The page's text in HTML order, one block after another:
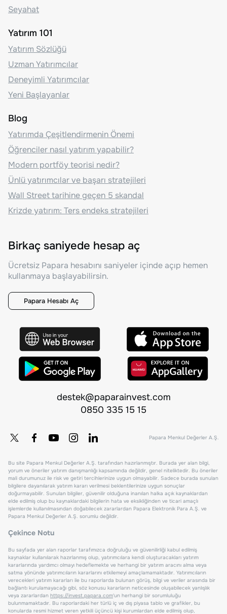
Seyahat
Yatırım 101
Yatırım Sözlüğü
Uzman Yatırımcılar
Deneyimli Yatırımcılar
Yeni Başlayanlar
Blog
Yatırımda Çeşitlendirmenin Önemi
Öğrenciler nasıl yatırım yapabilir?
Modern portföy teorisi nedir?
Ünlü yatırımcılar ve başarı stratejileri
Wall Street tarihine geçen 5 skandal
Krizde yatırım: Ters endeks stratejileri
Birkaç saniyede hesap aç
Ücretsiz Papara hesabını saniyeler içinde açıp hemen
kullanmaya başlayabilirsin.
Papara Hesabı Aç
destek@paparainvest.com
0850 335 15 15
Papara Menkul Değerler A.Ş.
Bu site Papara Menkul Değerler A.Ş. tarafından hazırlanmıştır. Burada yer alan bilgi,
yorum ve öneriler yatırım danışmanlığı kapsamında değildir, genel niteliktedir. Bu öneriler
mali durumunuz ile risk ve getiri tercihlerinize uygun olmayabilir. Sadece burada sunulan
bilgilere dayanılarak yatırım kararı verilmesi beklentilerinize uygun sonuçlar
doğurmayabilir. Sunulan bilgiler, güvenilir olduğuna inanılan halka açık kaynaklardan
elde edilmiş olup bu kaynaklardaki bilgilerin hata ve eksikliğinden ve ticari amaçlı
işlemlerde kullanılmasından doğabilecek zararlardan Papara Elektronik Para A.Ş. ve
Papara Menkul Değerler A.Ş. sorumlu değildir.
Çekince Notu
Bu sayfada yer alan raporlar tarafımızca doğruluğu ve güvenilirliği kabul edilmiş
kaynaklar kullanılarak hazırlanmış olup, yatırımcılara kendi oluşturacakları yatırım
kararlarında yardımcı olmayı hedeflemekte ve herhangi bir yatırım aracını alma veya
satma yönünde yatırımcıların kararlarını etkilemeyi amaçlamamaktadır. Yatırımcıların
verecekleri yatırım kararları ile bu raporlarda bulunan görüş, bilgi ve veriler arasında bir
bağlantı kurulamayacağı gibi, söz konusu kararların neticesinde oluşabilecek yanlışlık
veya zararlardan https://invest.papara.com'un herhangi bir sorumluluğu
bulunmamaktadır. Bu raporlardaki her türlü iç ve dış piyasa tablo ve grafikler, bu
konularda resmi hizmet veren yetkili üçüncü kişi kurumlardan elde edilmiş olup,